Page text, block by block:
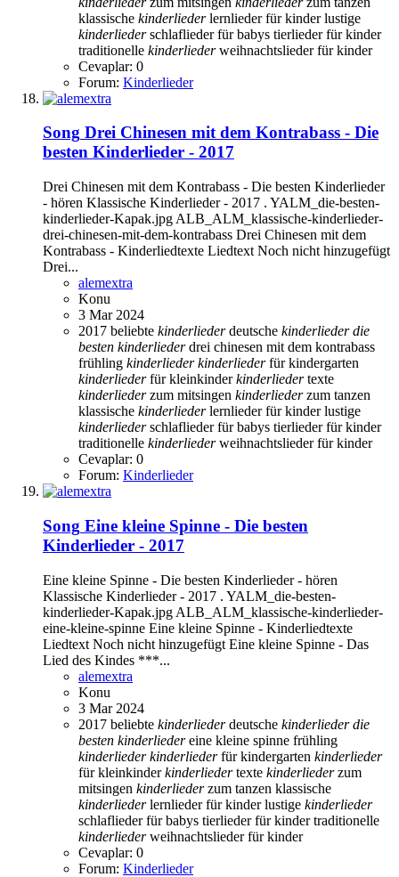
klassische kinderlieder lernlieder für kinderlustige
kinderlieder schlaflieder für babys tierlieder für kinder
traditionelle kinderlieder weihnachtslieder für kinder
Cevaplar: 0
Forum: Kinderlieder
Song Drei Chinesen mit dem Kontrabass - Die
besten Kinderlieder - 2017
Drei Chinesen mit dem Kontrabass - Die besten Kinderlieder
- hören Klassische Kinderlieder - 2017 . YALM_die-besten-
kinderlieder-Kapak.jpg ALB_ALM_klassische-kinderlieder-
drei-chinesen-mit-dem-kontrabass Drei Chinesen mit dem
Kontrabass - Kinderliedtexte Liedtext Noch nicht hinzugefügt
Drei...
alemextra
Konu
3 Mar 2024
2017 beliebte kinderlieder deutsche kinderlieder die
besten kinderlieder drei chinesen mit dem kontrabass
frühling kinderlieder kinderliederfür kindergarten
kinderliederfür kleinkinderkinderliedertexte
kinderliederzum mitsingen kinderliederzum tanzen
klassische kinderlieder lernlieder für kinderlustige
kinderlieder schlaflieder für babys tierlieder für kinder
traditionelle kinderlieder weihnachtslieder für kinder
Cevaplar: 0
Forum: Kinderlieder
Song Eine kleine Spinne - Die besten
Kinderlieder - 2017
Eine kleine Spinne - Die besten Kinderlieder - hören
Klassische Kinderlieder - 2017 . YALM_die-besten-
kinderlieder-Kapak.jpg ALB_ALM_klassische-kinderlieder-
eine-kleine-spinne Eine kleine Spinne - Kinderliedtexte
Liedtext Noch nicht hinzugefügt Eine kleine Spinne - Das
Lied des Kindes ***...
alemextra
Konu
3 Mar 2024
2017 beliebte kinderlieder deutsche kinderlieder die
besten kinderlieder eine kleine spinne frühling
kinderlieder kinderliederfür kindergarten kinderlieder
für kleinkinderkinderliedertexte kinderliederzum
mitsingen kinderliederzum tanzen klassische
kinderlieder lernlieder für kinderlustige kinderlieder
schlaflieder für babys tierlieder für kindertraditionelle
kinderlieder weihnachtslieder für kinder
Cevaplar: 0
Forum: Kinderlieder